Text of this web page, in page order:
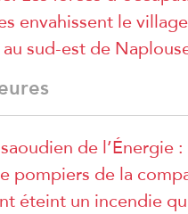
envahissent le village
sud-est de
de l’Énergie :
pompiers de la
éteint un incendie